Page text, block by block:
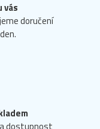
vás
doručení